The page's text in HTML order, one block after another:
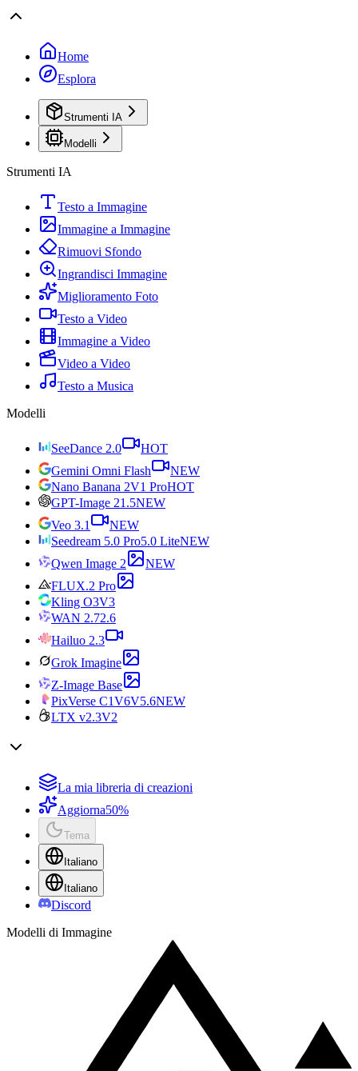
Home
Esplora
Strumenti IA
Modelli
Strumenti IA
Testo a Immagine
Immagine a Immagine
Rimuovi Sfondo
Ingrandisci Immagine
Miglioramento Foto
Testo a Video
Immagine a Video
Video a Video
Testo a Musica
Modelli
SeeDance 2.0
HOT
Gemini Omni Flash
NEW
Nano Banana 2V1 ProHOT
GPT-Image 21.5NEW
Veo 3.1
NEW
Seedream 5.0 Pro5.0 LiteNEW
Qwen Image 2
NEW
FLUX.2 Pro
Kling O3V3
WAN 2.72.6
Hailuo 2.3
Grok Imagine
Z-Image Base
PixVerse C1V6V5.6NEW
LTX v2.3V2
La mia libreria di creazioni
Aggiorna50%
Tema
Italiano
Italiano
Discord
Modelli di Immagine